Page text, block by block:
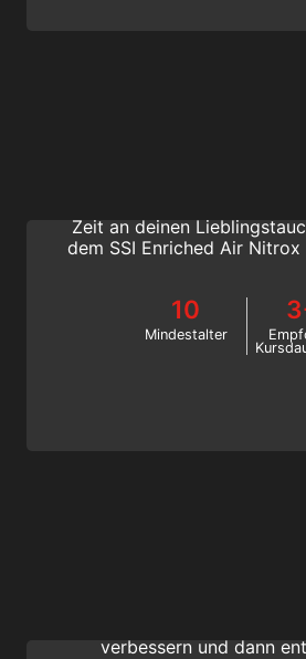
Zeit an deinen
dem SSI Enriched Air Nitrox
10
Mindestalter
verbessern und dann